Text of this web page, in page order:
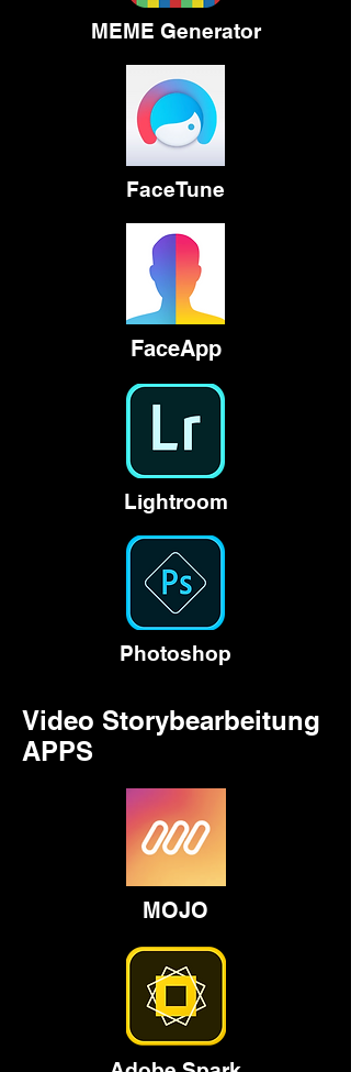
MEME Generator
FaceTune
FaceApp
Lightroom
Photoshop
Video Storybearbeitung
APPS
MOJO